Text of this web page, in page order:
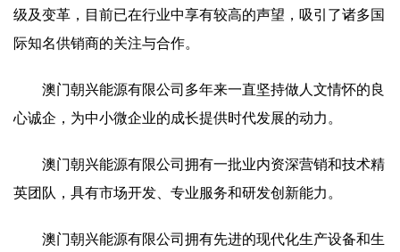
级及变革，目前已在行业中享有较高的声望，吸引了诸多国
际知名供销商的关注与合作。
澳门朝兴能源有限公司多年来一直坚持做人文情怀的良
心诚企，为中小微企业的成长提供时代发展的动力。
澳门朝兴能源有限公司拥有一批业内资深营销和技术精
英团队，具有市场开发、专业服务和研发创新能力。
澳门朝兴能源有限公司拥有先进的现代化生产设备和生